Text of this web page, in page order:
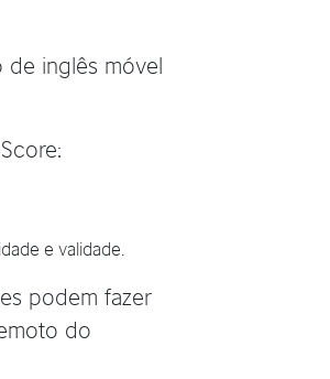
de inglês móvel
e validade.
podem fazer
do